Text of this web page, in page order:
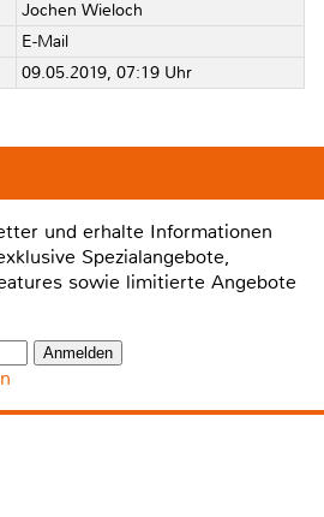
Jochen Wieloch
E-Mail
09.05.2019, 07:19 Uhr
und erhalte Informationen
Spezialangebote,
sowie limitierte Angebote